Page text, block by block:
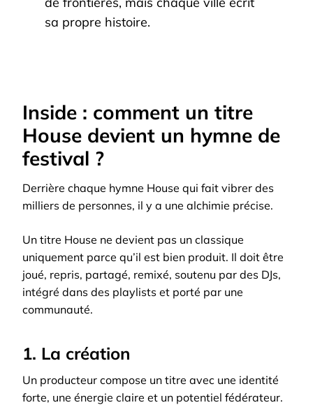
sa propre histoire.
Inside : comment un titre
House devient un hymne de
festival ?
Derrière chaque hymne House qui fait vibrer des
milliers de personnes, il y a une alchimie précise.
Un titre House ne devient pas un classique
uniquement parce qu’il est bien produit. Il doit être
joué, repris, partagé, remixé, soutenu par des DJs,
intégré dans des playlists et porté par une
communauté.
1. La création
Un producteur compose un titre avec une identité
forte, une énergie claire et un potentiel fédérateur.